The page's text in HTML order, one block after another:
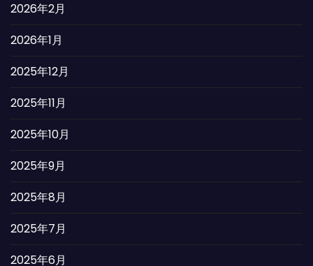
2026年2月
2026年1月
2025年12月
2025年11月
2025年10月
2025年9月
2025年8月
2025年7月
2025年6月